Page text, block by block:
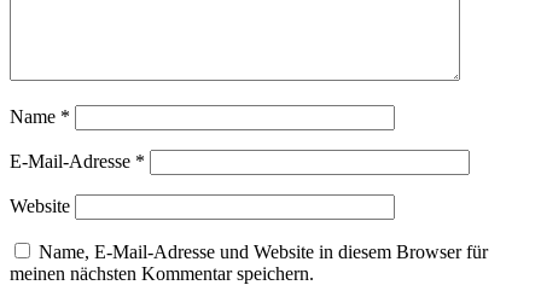
Name *
E-Mail-Adresse *
Website
Name, E-Mail-Adresse und Website in diesem Browser für
meinen nächsten Kommentar speichern.